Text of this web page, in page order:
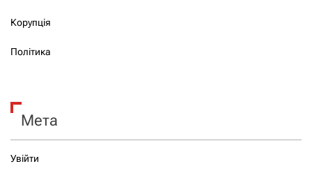
Корупція
Політика
Мета
Увійти